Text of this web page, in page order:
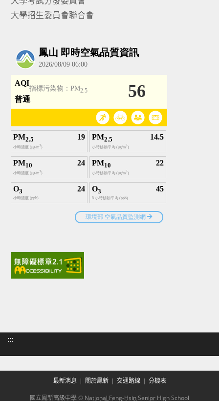
大學招生委員會聯合會
:::
最新消息 關於鳳新 交通路線 分機表
國立鳳新高級中學 © National Feng-Hsin Senior High School